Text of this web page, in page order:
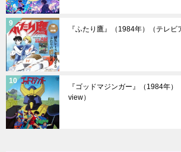
『ふたり鷹』（1984年）（テレビ
『ゴッドマジンガー』（1984年）
view）